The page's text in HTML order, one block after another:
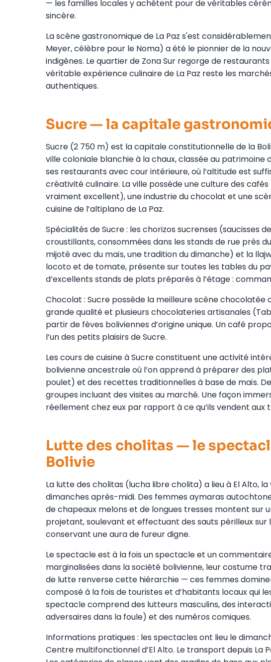
— les familles locales y achètent pour de véritables
sincère.
La scène gastronomique de La Paz s'est
Meyer, célèbre pour le Noma) a été le pionnier de la
indigènes. Le quartier de Zona Sur regorge de
véritable expérience culinaire de La Paz reste les
authentiques.
Sucre — la capitale
Sucre (2 750 m) est la capitale constitutionnelle de la
ville coloniale blanchie à la chaux, classée au patrimoine
ses restaurants avec cour intérieure, où l’altitude est
créativité culinaire. La ville possède une culture des
vraiment excellent), une industrie du chocolat et une
cuisine de l’altiplano de La Paz.
Spécialités de Sucre : les chorizos sucrenses (saucisses
croustillants, consommées dans les stands de rue près
mijoté avec du maïs, une tradition du dimanche) et la
locoto et de tomate, présente sur toutes les tables du
d’excellents stands de plats préparés à l’étage :
Chocolat : Sucre possède la meilleure scène chocolatée
grande qualité et plusieurs chocolateries artisanales
partir de fèves boliviennes d’origine unique. Un café
l’un des petits plaisirs de Sucre.
Les cours de cuisine à Sucre constituent une activité
bolivienne ancestrale où l’on apprend à préparer des
poulet) et des recettes traditionnelles à base de maïs.
groupes incluant des visites au marché. Une façon
réellement chez eux par rapport à ce qu’ils vendent aux
Lutte des cholitas — le
Bolivie
La lutte des cholitas (lucha libre cholita) a lieu à El Alto,
dimanches après-midi. Des femmes aymaras
de chapeaux melons et de longues tresses montent
projetant, soulevant et effectuant des sauts périlleux
conservant une aura de fureur digne.
Le spectacle est à la fois un spectacle et un
marginalisées dans la société bolivienne, leur costume
de lutte renverse cette hiérarchie — ces femmes
composé à la fois de touristes et d’habitants locaux qui
spectacle comprend des lutteurs masculins, des
adversaires dans la foule) et des numéros comiques.
Informations pratiques : les spectacles ont lieu le
Centre multifonctionnel d’El Alto. Le transport depuis La